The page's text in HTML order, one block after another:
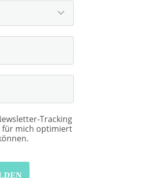
Tracking
für mich optimiert